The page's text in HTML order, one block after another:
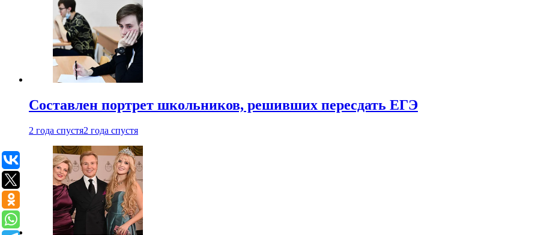
Составлен портрет школьников, решивших пересдать ЕГЭ
2 года спустя2 года спустя